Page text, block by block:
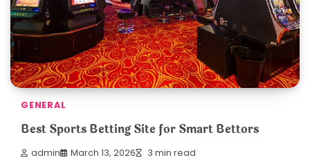
GENERAL
Best Sports Betting Site for Smart Bettors
admin March 13, 2026 3 min read